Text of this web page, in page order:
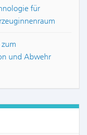
für
und Abwehr